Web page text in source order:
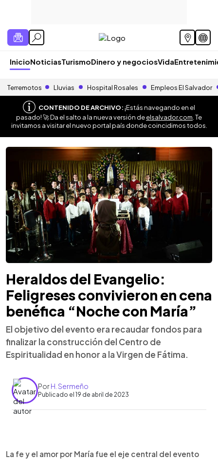
InicioNoticiasTurismoDinero y negociosVida
Terremotos Lluvias Hospital Rosales Empleos El Salvador
CONTENIDO DE ARCHIVO:¡Estás navegando en el
pasado! 🚀 Da el salto a la nueva versión deelsalvador.com . Te
invitamos a visitar el nuevo portal país donde coincidimos todos.
Heraldos del Evangelio:
Feligreses convivieron en cena
benéfica “Noche con María”
El objetivo del evento era recaudar fondos para
finalizar la construcción del Centro de
Espiritualidad en honor a la Virgen de Fátima.
PorH. Sermeño
Publicado el 19 de abril de 2023
► Escuchar artículo
La fe y el amor por María fue el eje central del evento